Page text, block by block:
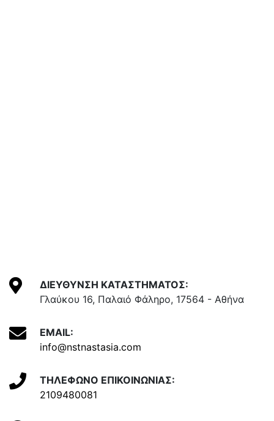
ΔΙΕΥΘΥΝΣΗ ΚΑΤΑΣΤΗΜΑΤΟΣ:
Γλαύκου 16, Παλαιό Φάληρο, 17564 - Αθήνα
EMAIL:
info@nstnastasia.com
ΤΗΛΕΦΩΝΟ ΕΠΙΚΟΙΝΩΝΙΑΣ:
2109480081